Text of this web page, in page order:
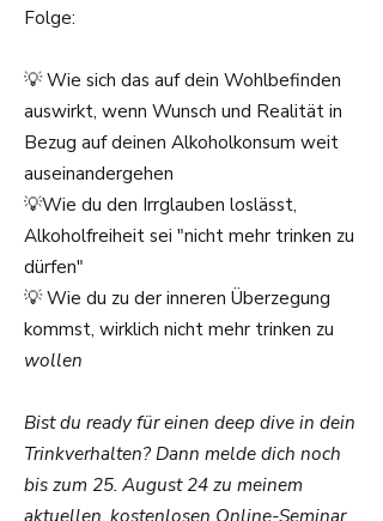
Folge:
💡 Wie sich das auf dein Wohlbefinden
auswirkt, wenn Wunsch und Realität in
Bezug auf deinen Alkoholkonsum weit
auseinandergehen
💡Wie du den Irrglauben loslässt,
Alkoholfreiheit sei "nicht mehr trinken zu
dürfen"
💡 Wie du zu der inneren Überzegung
kommst, wirklich nicht mehr trinken zu
wollen
Bist du ready für einen deep dive in dein
Trinkverhalten? Dann melde dich noch
bis zum 25. August 24 zu meinem
aktuellen, kostenlosen Online-Seminar